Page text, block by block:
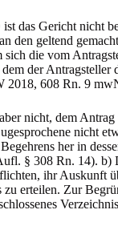
das Gericht nicht
den geltend
die vom
der Antragsteller
2018, 608 Rn. 9
nicht, dem
nicht
her in
§ 308 Rn. 14). b)
ihr Auskunft
erteilen. Zur